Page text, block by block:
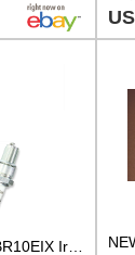
2 pc NGK 6801 BR10EIX Iridium IX Spark Plugs for W34EPT W34EN W34E-ZU W32EPT dl